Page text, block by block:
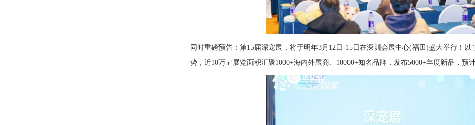
同时重磅预告：第15届深宠展，将于明年3月12日-15日在深圳会展中心(福田)盛大举行！
势，近10万㎡展览面积汇聚1000+海内外展商、10000+知名品牌，发布5000+年度新品，预